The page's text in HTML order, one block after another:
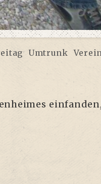
Umtrunk